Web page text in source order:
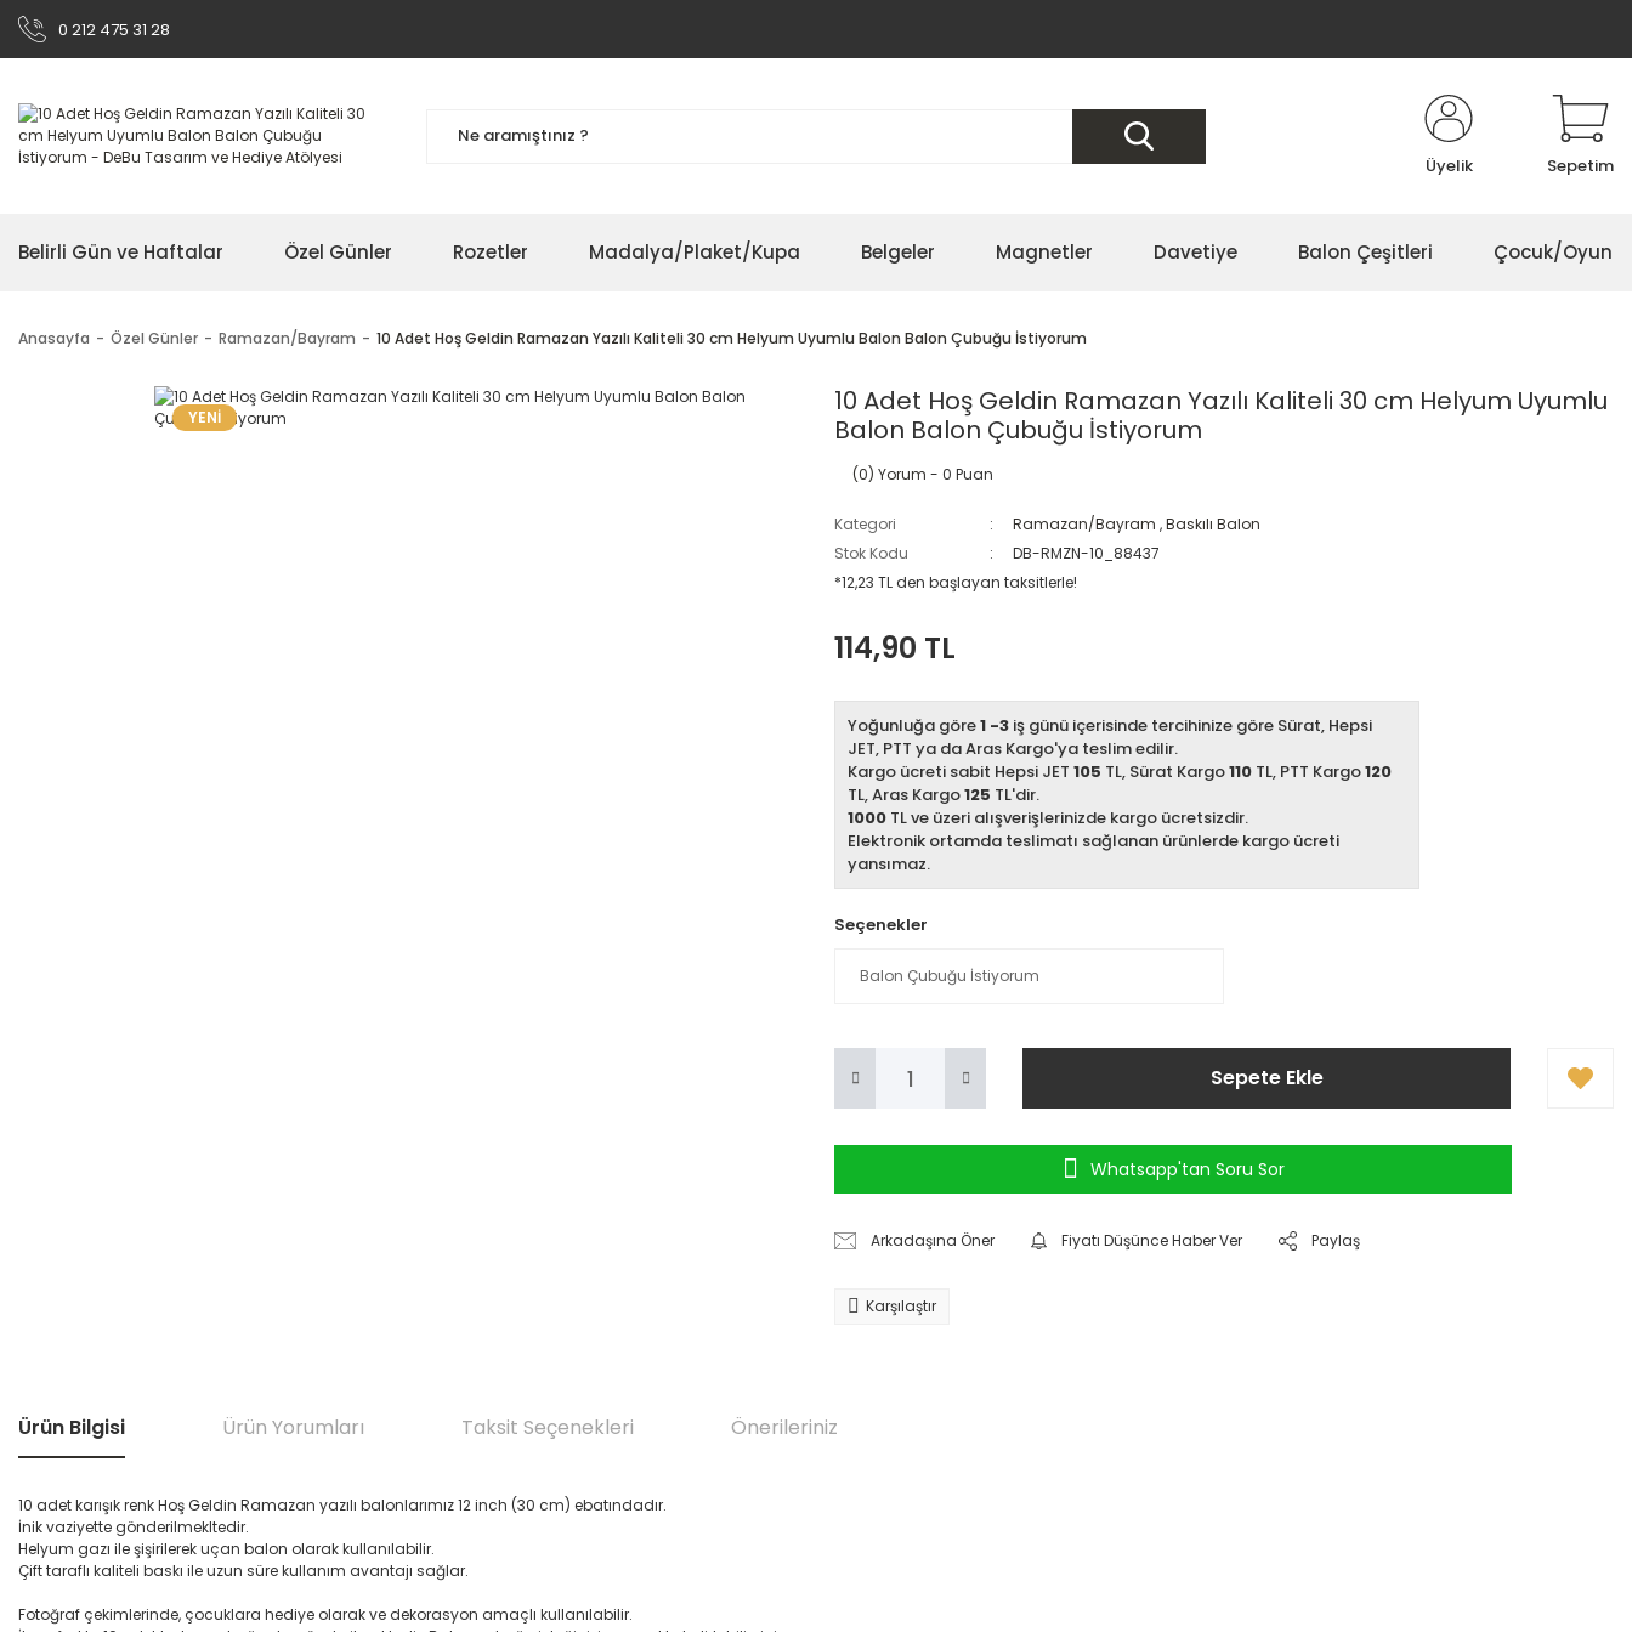
0 212 475 31 28
Üyelik Sepetim
Belirli Gün ve Haftalar Özel Günler Rozetler Madalya/Plaket/Kupa Belgeler Magnetler Davetiye Balon Çeşitleri Çocuk/Oyun
Anasayfa Özel Günler Ramazan/Bayram 10 Adet Hoş Geldin Ramazan Yazılı Kaliteli 30 cm Helyum Uyumlu Balon Balon Çubuğu İstiyorum
YENİ
10 Adet Hoş Geldin Ramazan Yazılı Kaliteli 30 cm Helyum Uyumlu
Balon Balon Çubuğu İstiyorum
(0) Yorum - 0 Puan
Kategori Ramazan/Bayram ,Baskılı Balon
Stok Kodu
DB-RMZN-10_88437
*12,23 TL den başlayan taksitlerle!
114,90 TL
Yoğunluğa göre1 -3 iş günü içerisinde tercihinize göre Sürat, Hepsi
JET, PTT ya da Aras Kargo'ya teslim edilir.
Kargo ücreti sabit Hepsi JET 105 TL, Sürat Kargo110 TL, PTT Kargo120
TL, Aras Kargo125 TL'dir.
1000 TL ve üzeri alışverişlerinizde kargo ücretsizdir.
Elektronik ortamda teslimatı sağlanan ürünlerde kargo ücreti
yansımaz.
Seçenekler
Sepete Ekle
Whatsapp'tan Soru Sor
Arkadaşına Öner Fiyatı Düşünce Haber Ver Paylaş
Karşılaştır
Ürün Bilgisi Ürün Yorumları Taksit Seçenekleri Önerileriniz
10 adet karışık renk Hoş Geldin Ramazan yazılı balonlarımız 12 inch (30 cm) ebatındadır.
İnik vaziyette gönderilmekltedir.
Helyum gazı ile şişirilerek uçan balon olarak kullanılabilir.
Çift taraflı kaliteli baskı ile uzun süre kullanım avantajı sağlar.
Fotoğraf çekimlerinde, çocuklara hediye olarak ve dekorasyon amaçlı kullanılabilir.